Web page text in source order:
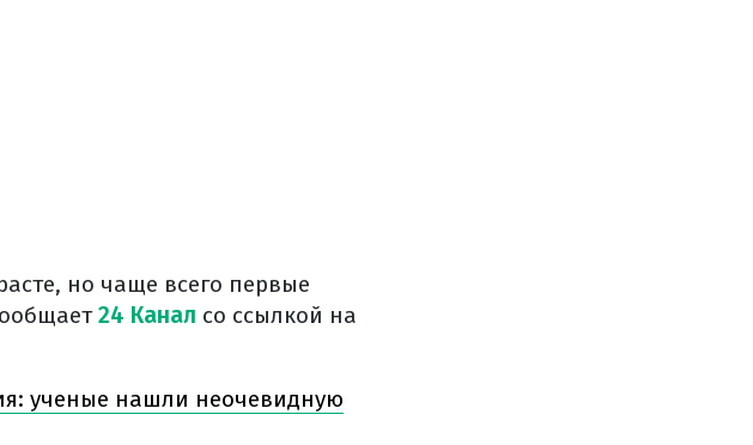
но чаще всего первые
24 Канал со ссылкой на
ученые нашли неочевидную